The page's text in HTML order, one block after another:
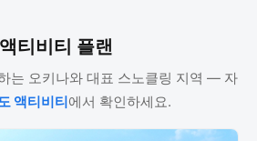
티비티 플랜
는 오키나와 대표 스노클링 지역 — 자
액티비티에서 확인하세요.